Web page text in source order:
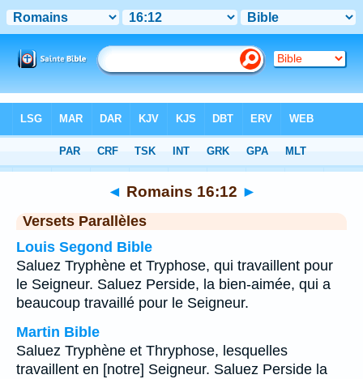
Chapitre 16 > Verset 12
◄ Romains 16:12 ►
Versets Parallèles
Louis Segond Bible
Saluez Tryphène et Tryphose, qui travaillent pour
le Seigneur. Saluez Perside, la bien-aimée, qui a
beaucoup travaillé pour le Seigneur.
Martin Bible
Saluez Tryphène et Thryphose, lesquelles
travaillent en [notre] Seigneur. Saluez Perside la